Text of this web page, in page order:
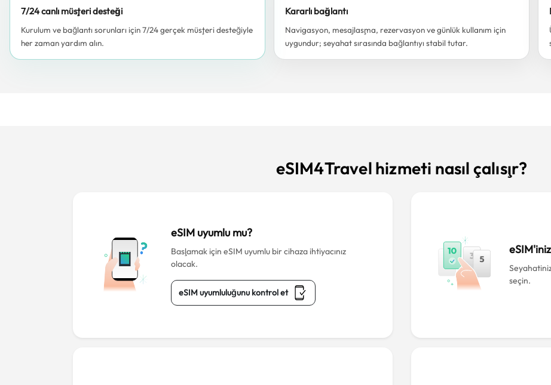
7/24 canlı müşteri desteği
Kurulum ve bağlantı sorunları için 7/24 gerçek müşteri desteğiyle
her zaman yardım alın.
Kararlı bağlantı
Navigasyon, mesajlaşma, rezervasyon ve günlük kullanım için
uygundur; seyahat sırasında bağlantıyı stabil tutar.
eSIM4Travel hizmeti nasıl çalışır?
eSIM uyumlu mu?
Başlamak için eSIM uyumlu bir cihaza ihtiyacınız
olacak.
eSIM uyumluluğunu kontrol et
seçin.